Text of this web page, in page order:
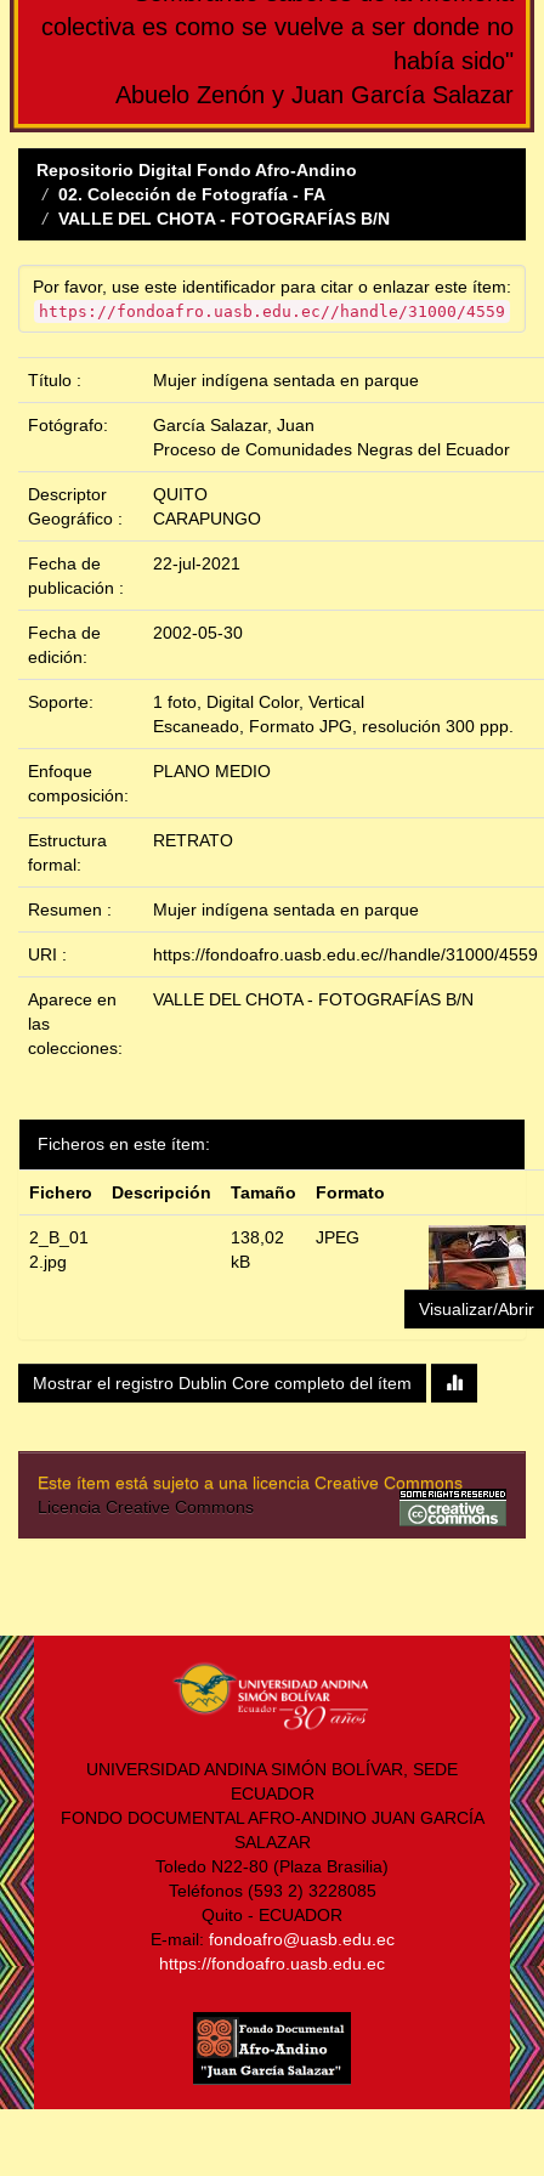
colectiva es como se vuelve a ser donde no
había sido"
Abuelo Zenón y Juan García Salazar
Repositorio Digital Fondo Afro-Andino
02. Colección de Fotografía - FA
VALLE DEL CHOTA - FOTOGRAFÍAS B/N
Por favor, use este identificador para citar o enlazar este ítem:
https://fondoafro.uasb.edu.ec//handle/31000/4559
Título : Mujer indígena sentada en parque
Fotógrafo:
García Salazar, Juan
Proceso de Comunidades Negras del Ecuador
Descriptor
Geográfico :
QUITO
CARAPUNGO
Fecha de
publicación :
22-jul-2021
Fecha de
edición:
2002-05-30
Soporte:
1 foto, Digital Color, Vertical
Escaneado, Formato JPG, resolución 300 ppp.
Enfoque
composición:
PLANO MEDIO
Estructura
formal:
RETRATO
Resumen : Mujer indígena sentada en parque
URI : https://fondoafro.uasb.edu.ec//handle/31000/4559
Aparece en
las
colecciones:
VALLE DEL CHOTA - FOTOGRAFÍAS B/N
Ficheros en este ítem:
Fichero Descripción Tamaño Formato
2_B_01
2.jpg
138,02
kB
JPEG
Visualizar/Abrir
Mostrar el registro Dublin Core completo del ítem
Este ítem está sujeto a una licencia Creative Commons
Licencia Creative Commons
UNIVERSIDAD ANDINA SIMÓN BOLÍVAR, SEDE
ECUADOR
FONDO DOCUMENTAL AFRO-ANDINO JUAN GARCÍA
SALAZAR
Toledo N22-80 (Plaza Brasilia)
Teléfonos (593 2) 3228085
Quito - ECUADOR
E-mail: fondoafro@uasb.edu.ec
https://fondoafro.uasb.edu.ec